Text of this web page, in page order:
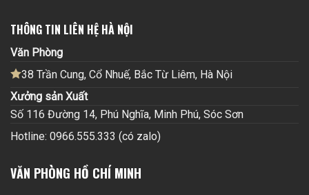
THÔNG TIN LIÊN HỆ HÀ NỘI
Văn Phòng
38 Trần Cung, Cổ Nhuế, Bắc Từ Liêm, Hà Nội
Xưởng sản Xuất
Số 116 Đường 14, Phú Nghĩa, Minh Phú, Sóc Sơn
Hotline: 0966.555.333 (có zalo)
VĂN PHÒNG HỒ CHÍ MINH